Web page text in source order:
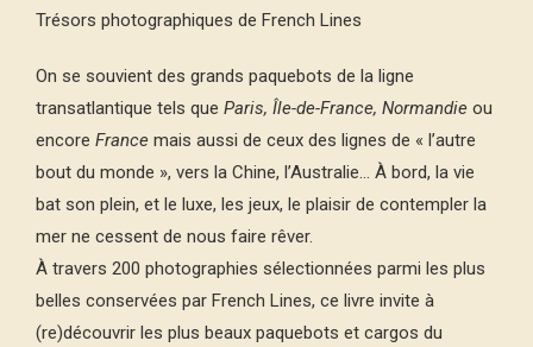
Trésors photographiques de French Lines
On se souvient des grands paquebots de la ligne
transatlantique tels que Paris, Île-de-France, Normandie ou
encore France mais aussi de ceux des lignes de « l’autre
bout du monde », vers la Chine, l’Australie… À bord, la vie
bat son plein, et le luxe, les jeux, le plaisir de contempler la
mer ne cessent de nous faire rêver.
À travers 200 photographies sélectionnées parmi les plus
belles conservées par French Lines, ce livre invite à
(re)découvrir les plus beaux paquebots et cargos du